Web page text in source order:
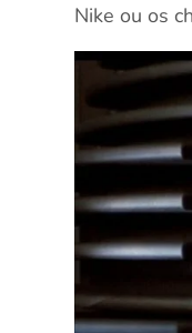
Nike ou os